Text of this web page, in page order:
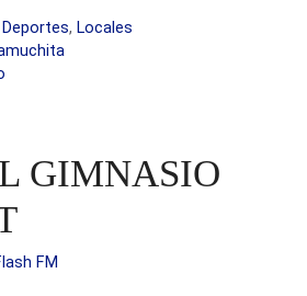
Deportes, Locales
GIMNASIO
FM